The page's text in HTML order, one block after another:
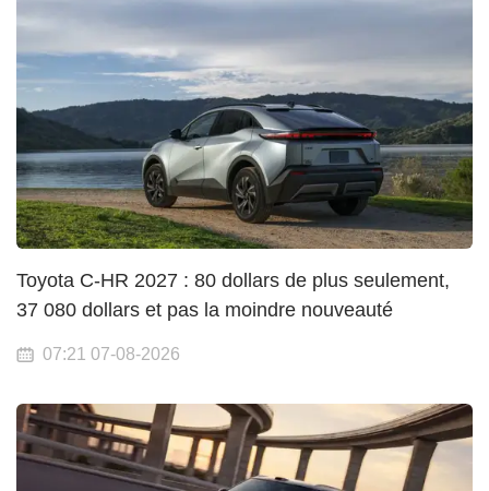
Toyota C-HR 2027 : 80 dollars de plus seulement,
37 080 dollars et pas la moindre nouveauté
07:21 07-08-2026